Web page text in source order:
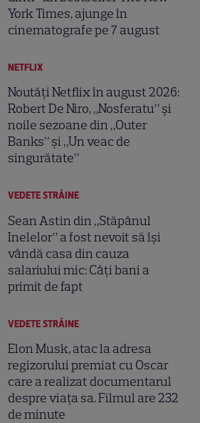
York Times, ajunge în
cinematografe pe 7 august
NETFLIX
Noutăți Netflix în august 2026:
Robert De Niro, „Nosferatu” și
noile sezoane din „Outer
Banks” și „Un veac de
singurătate”
VEDETE STRĂINE
Sean Astin din „Stăpânul
Inelelor” a fost nevoit să își
vândă casa din cauza
salariului mic: Câți bani a
primit de fapt
VEDETE STRĂINE
Elon Musk, atac la adresa
regizorului premiat cu Oscar
care a realizat documentarul
despre viața sa. Filmul are 232
de minute